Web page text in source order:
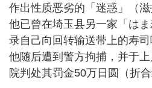
作出性质恶劣的「迷惑」（滋
他已曾在埼玉县另一家「は
录自己向回转输送带上的寿司
他随后遭到警方拘捕，并于
院判处其罚金50万日圆（折合